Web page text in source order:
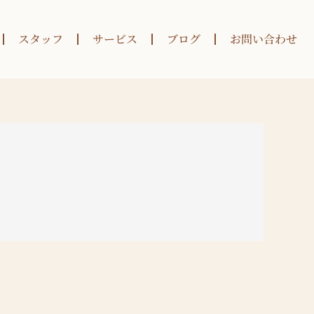
スタッフ サービス ブログ お問い合わせ